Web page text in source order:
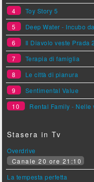
4
Toy Story 5
5
Deep Water - Incubo
6
Il Diavolo veste Prada 2
7
Terapia di famiglia
8
Le città di pianura
9
Sentimental Value
10
Rental Family - Nelle
Stasera in Tv
Overdrive
Canale 20 ore 21:10
La tempesta perfetta